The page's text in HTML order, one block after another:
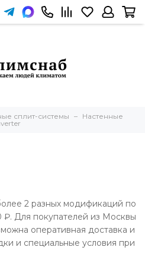
сплит-системы
Настенные
2 разных модификаций по
₽. Для покупателей из Москвы
оперативная доставка и
и специальные условия при